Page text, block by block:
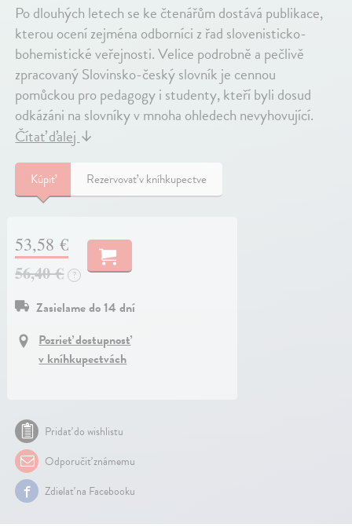
Po dlouhých letech se ke čtenářům dostává publikace,
kterou ocení zejména odborníci z řad slovenisticko-
bohemistické veřejnosti. Velice podrobně a pečlivě
zpracovaný Slovinsko-český slovník je cennou
pomůckou pro pedagogy i studenty, kteří byli dosud
odkázáni na slovníky v mnoha ohledech nevyhovující.
Čítať ďalej↓
Kúpiť Rezervovať v kníhkupectve
53,58 €
56,40 €
?
Zasielame do 14 dní
Pozrieť dostupnosť
v kníhkupectvách
Pridať do wishlistu
Odporučiť známemu
Zdielať na Facebooku